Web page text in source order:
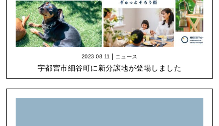
2023.08.11 ニュース
宇都宮市細谷町に新分譲地が登場しました